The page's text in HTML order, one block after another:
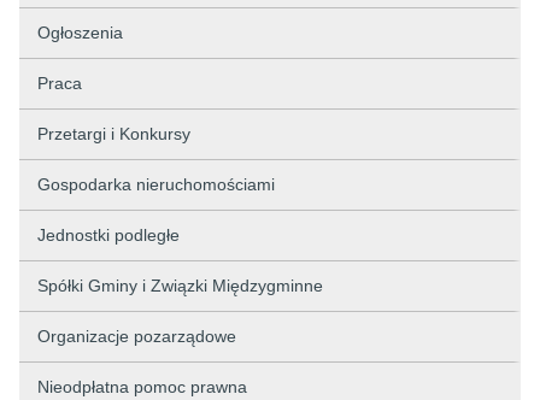
Ogłoszenia
Praca
Przetargi i Konkursy
Gospodarka nieruchomościami
Jednostki podległe
Spółki Gminy i Związki Międzygminne
Organizacje pozarządowe
Nieodpłatna pomoc prawna